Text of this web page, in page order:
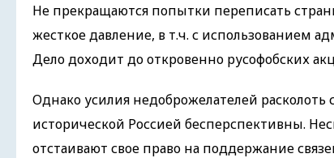
Не прекращаются попытки переписать
жесткое давление, в т.ч. с использованием
Дело доходит до откровенно русофобских
Однако усилия недоброжелателей
исторической Россией бесперспективны.
отстаивают свое право на поддержание